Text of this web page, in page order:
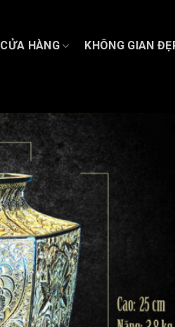
CỬA HÀNG KHÔNG GIAN